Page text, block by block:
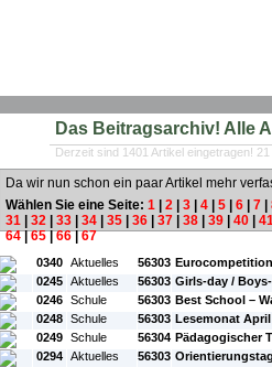
Das Beitragsarchiv! Alle
Derzeit sind 1401 Artikel eingetragen!
Da wir nun schon ein paar Artikel mehr
Wählen Sie eine Seite: 1 2 3 4 5 6 7
31
32 33 34 35 36 37 38 39 40
64|65|66|67
#L: #ID: #Rubrik:
0340 Aktuelles 56303 Eurocompetition
0245 Aktuelles 56303 Girls-day /
0246 Schule 56303 Best School –
0248 Schule 56303 Lesemonat
0249 Schule 56304 Pädagogischer
0294 Aktuelles 56303